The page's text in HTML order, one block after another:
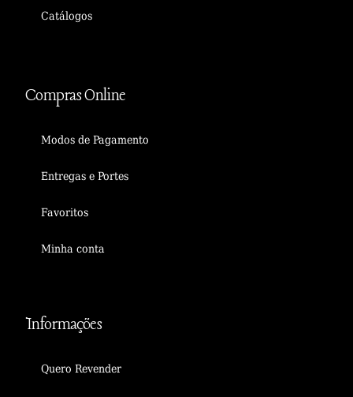
Catálogos
Compras Online
Modos de Pagamento
Entregas e Portes
Favoritos
Minha conta
Informações
Quero Revender